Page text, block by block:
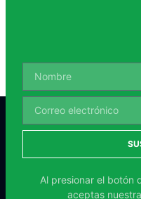
Al presionar el botón
aceptas nuestra